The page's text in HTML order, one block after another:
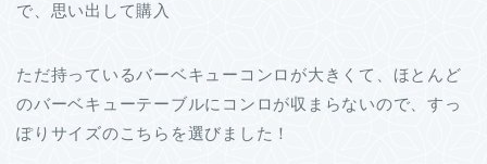
で、思い出して購入
ただ持っているバーベキューコンロが大きくて、ほとんど
のバーベキューテーブルにコンロが収まらないので、すっ
ぽりサイズのこちらを選びました！